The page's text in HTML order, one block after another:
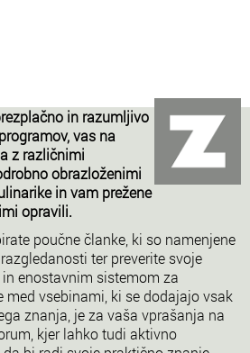
in razumljivo
vas na
z različnimi
obrazloženimi
in vam prežene
opravili.
poučne članke, ki so namenjene
ter preverite svoje
enostavnim sistemom za
med vsebinami, ki se dodajajo vsak
znanja, je za vaša vprašanja na
kjer lahko tudi aktivno